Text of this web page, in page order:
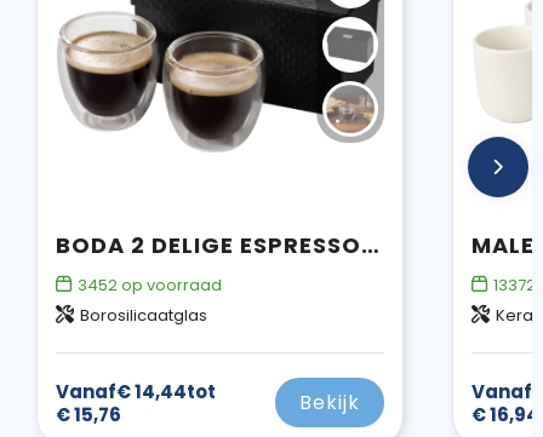
BODA 2 DELIGE ESPRESSOSET VAN GLAS
3452op voorraad
Borosilicaatglas
Vanaf€ 14,44tot
€ 15,76
Bekijk
13372
Vanaf
€ 16,94